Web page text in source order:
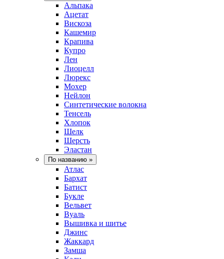
Альпака
Ацетат
Вискоза
Кашемир
Крапива
Купро
Лен
Лиоцелл
Люрекс
Мохер
Нейлон
Синтетические волокна
Тенсель
Хлопок
Шелк
Шерсть
Эластан
По названию »
Атлас
Бархат
Батист
Букле
Вельвет
Вуаль
Вышивка и шитье
Джинс
Жаккард
Замша